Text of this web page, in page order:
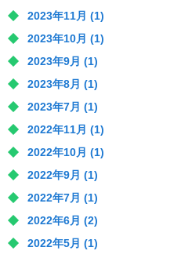
2023年11月 (1)
2023年10月 (1)
2023年9月 (1)
2023年8月 (1)
2023年7月 (1)
2022年11月 (1)
2022年10月 (1)
2022年9月 (1)
2022年7月 (1)
2022年6月 (2)
2022年5月 (1)